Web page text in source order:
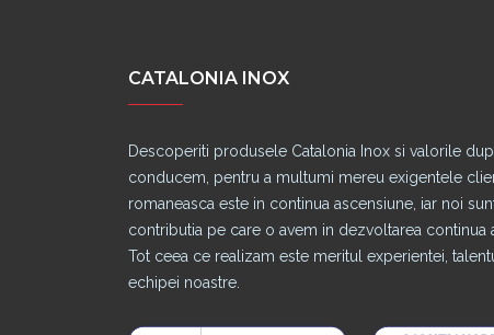
CATALONIA INOX
Descoperiti produsele Catalonia Inox si valorile
conducem, pentru a multumi mereu exigentele
romaneasca este in continua ascensiune, iar noi
contributia pe care o avem in dezvoltarea continua
Tot ceea ce realizam este meritul experientei,
echipei noastre.